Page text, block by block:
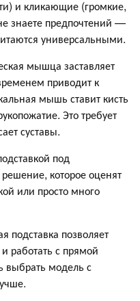
и кликающие (громкие,
знаете предпочтений —
универсальными.
мышца заставляет
приводит к
мышь ставит кисть
Это требует
суставы.
под
которое оценят
или просто много
подставка позволяет
работать с прямой
выбрать модель с